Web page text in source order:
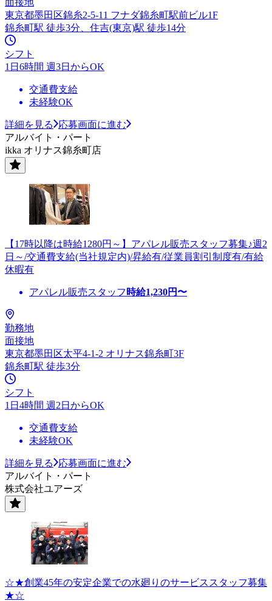
東京都墨田区錦糸2-5-11 フナダ錦糸町駅前ビル1F
錦糸町駅 徒歩3分、住吉(東京)駅 徒歩14分
シフト
1日6時間 週3日からOK
交通費支給
未経験OK
詳細を見る
応募画面に進む
アルバイト・パート
ikka オリナス錦糸町店
【17時以降は時給1280円～】アパレル販売スタッフ募集♪週2
日～/交通費支給(当社規定内)/昇給有/従業員割引制度有/有給
休暇有
アパレル販売スタッフ 時給1,230円〜
勤務地
面接地
東京都墨田区太平4-1-2 オリナス錦糸町3F
錦糸町駅 徒歩3分
シフト
1日4時間 週2日からOK
交通費支給
未経験OK
詳細を見る
応募画面に進む
アルバイト・パート
株式会社ユアーズ
☆★創業45年の安定企業での水廻りのサービススタッフ募集
★☆